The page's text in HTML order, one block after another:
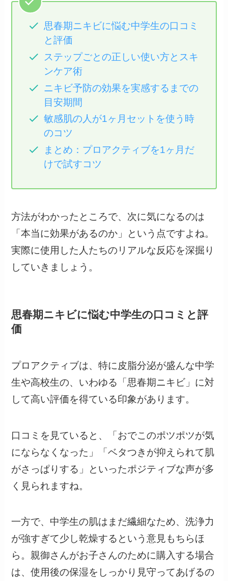
思春期ニキビに悩む中学生の口コミ
と評価
ステップごとの正しい使い方とスキ
ンケア術
ニキビ予防の効果を実感するまでの
目安期間
敏感肌の人が1ヶ月セットを使う時
のコツ
まとめ：プロアクティブを1ヶ月だ
けで試すコツ
方法がわかったところで、次に気になるのは
「本当に効果があるのか」という点ですよね。
実際に使用した人たちのリアルな反応を深掘り
していきましょう。
思春期ニキビに悩む中学生の口コミと評
価
プロアクティブは、特に皮脂分泌が盛んな中学
生や高校生の、いわゆる「思春期ニキビ」に対
して高い評価を得ている印象があります。
口コミを見ていると、「おでこのポツポツが気
にならなくなった」「ベタつきが抑えられて肌
がさっぱりする」といったポジティブな声が多
く見られますね。
一方で、中学生の肌はまだ繊細なため、洗浄力
が強すぎて少し乾燥するという意見もちらほ
ら。親御さんがお子さんのために購入する場合
は、使用後の保湿をしっかり見守ってあげるの